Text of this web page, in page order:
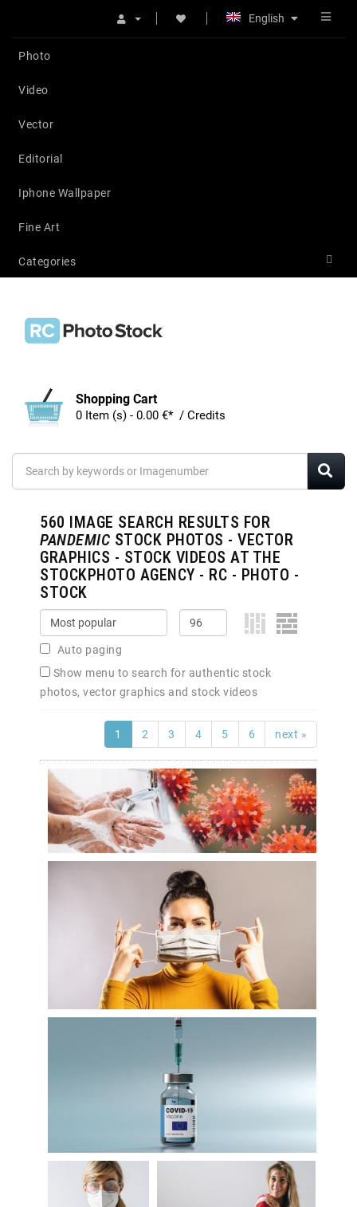
English
Photo
Video
Vector
Editorial
Iphone Wallpaper
Fine Art
Categories
Shopping Cart
0 Item (s) - 0.00 €* / Credits
560 IMAGE SEARCH RESULTS FOR
PANDEMIC STOCK PHOTOS - VECTOR
GRAPHICS - STOCK VIDEOS AT THE
STOCKPHOTO AGENCY - RC - PHOTO -
STOCK
Auto paging
Show menu to search for authentic stock
photos, vector graphics and stock videos
1 2 3 4 5 6 next »